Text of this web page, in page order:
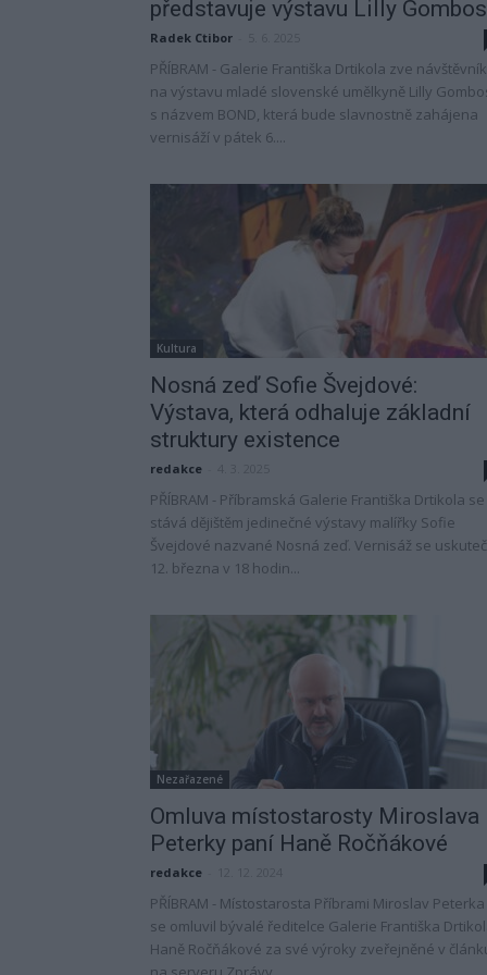
představuje výstavu Lilly Gombos
Radek Ctibor
PŘÍBRAM - Galerie Františka Drtikola zve
na výstavu mladé slovenské umělkyně Lilly
s názvem BOND, která bude slavnostně zahájena
vernisáží v pátek 6....
Kultura
Nosná zeď Sofie Švejdové:
Výstava, která odhaluje základní
struktury existence
redakce
PŘÍBRAM - Příbramská Galerie Františka Drtikola se
stává dějištěm jedinečné výstavy malířky Sofie
Švejdové nazvané Nosná zeď. Vernisáž se
12. března v 18 hodin...
Nezařazené
Omluva místostarosty Miroslava
Peterky paní Haně Ročňákové
redakce
PŘÍBRAM - Místostarosta Příbrami Miroslav Peterka
se omluvil bývalé ředitelce Galerie Františka
Haně Ročňákové za své výroky zveřejněné v